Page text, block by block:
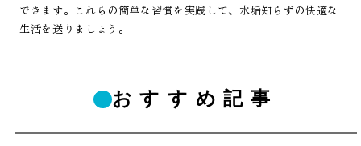
できます。これらの簡単な習慣を実践して、水垢知らずの快適な
生活を送りましょう。
おすすめ記事